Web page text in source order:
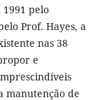
1991 pelo
Prof. Hayes, a
nas 38
e
manutenção de